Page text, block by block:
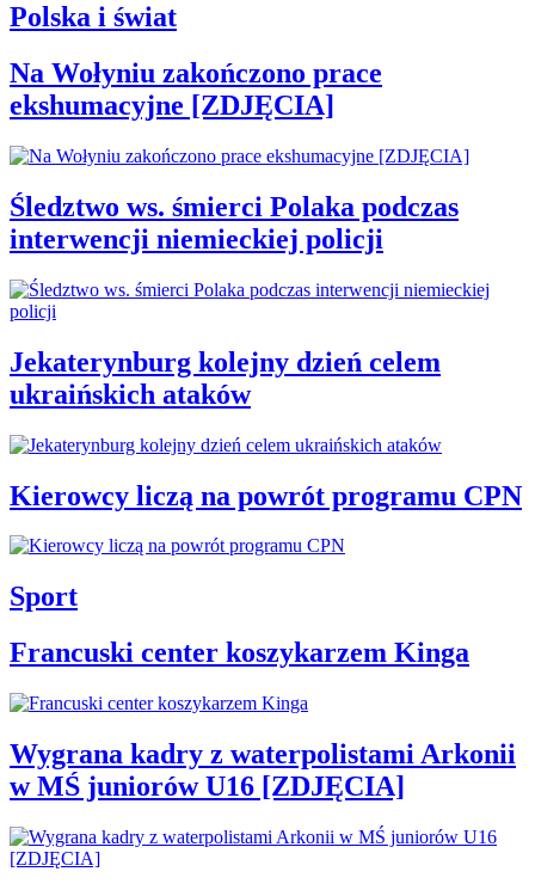
Polska i świat
Na Wołyniu zakończono prace
ekshumacyjne [ZDJĘCIA]
Śledztwo ws. śmierci Polaka podczas
interwencji niemieckiej policji
Jekaterynburg kolejny dzień celem
ukraińskich ataków
Kierowcy liczą na powrót programu CPN
Sport
Francuski center koszykarzem Kinga
Wygrana kadry z waterpolistami Arkonii
w MŚ juniorów U16 [ZDJĘCIA]